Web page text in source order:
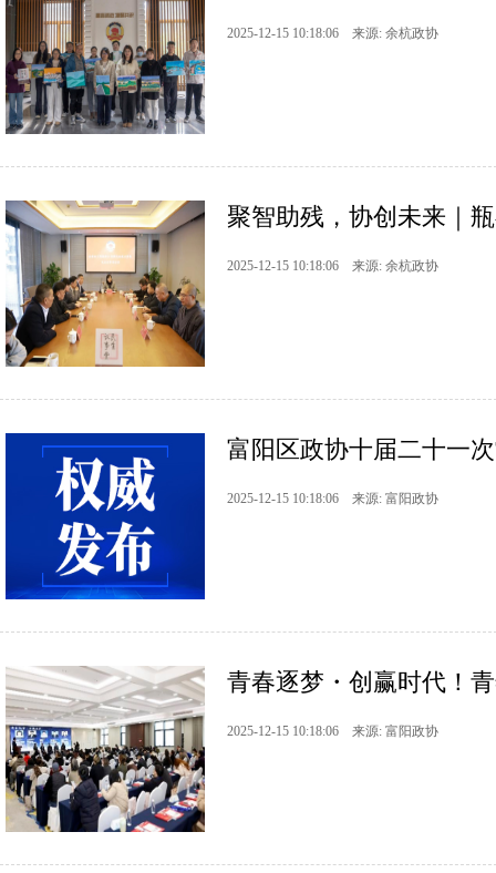
2025-12-15 10:18:06 来源: 余杭政协
聚智助残，协创未来｜
2025-12-15 10:18:06 来源: 余杭政协
富阳区政协十届二十一
2025-12-15 10:18:06 来源: 富阳政协
青春逐梦・创赢时代！
2025-12-15 10:18:06 来源: 富阳政协